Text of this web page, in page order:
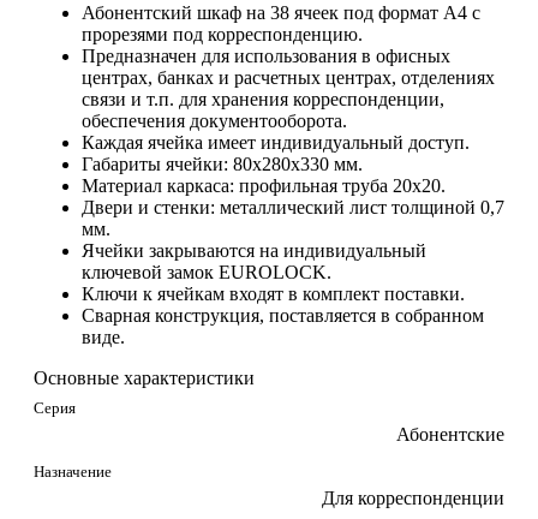
Абонентский шкаф на 38 ячеек под формат А4 с
прорезями под корреспонденцию.
Предназначен для использования в офисных
центрах, банках и расчетных центрах, отделениях
связи и т.п. для хранения корреспонденции,
обеспечения документооборота.
Каждая ячейка имеет индивидуальный доступ.
Габариты ячейки: 80x280x330 мм.
Материал каркаса: профильная труба 20x20.
Двери и стенки: металлический лист толщиной 0,7
мм.
Ячейки закрываются на индивидуальный
ключевой замок EUROLOCK.
Ключи к ячейкам входят в комплект поставки.
Сварная конструкция, поставляется в собранном
виде.
Основные характеристики
Серия
Абонентские
Назначение
Для корреспонденции